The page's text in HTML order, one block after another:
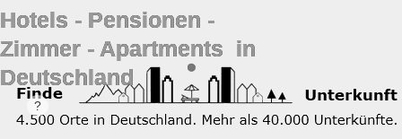
Hotels ‐ Pensionen ‐
Zimmer ‐ Apartments in
Deutschland